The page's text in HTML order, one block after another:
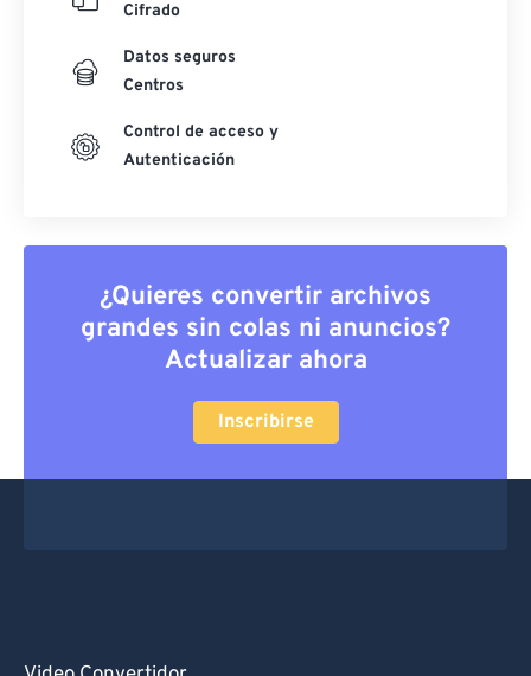
Cifrado
Datos seguros
Centros
Control de acceso y
Autenticación
¿Quieres convertir archivos
grandes sin colas ni anuncios?
Actualizar ahora
Inscribirse